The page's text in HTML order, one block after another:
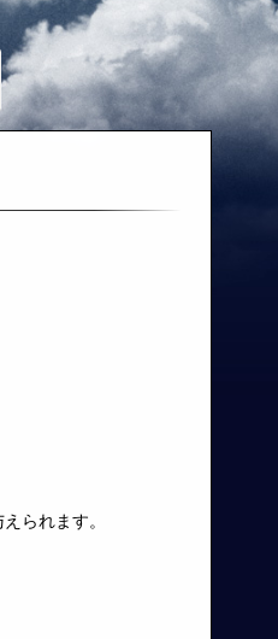
られます。